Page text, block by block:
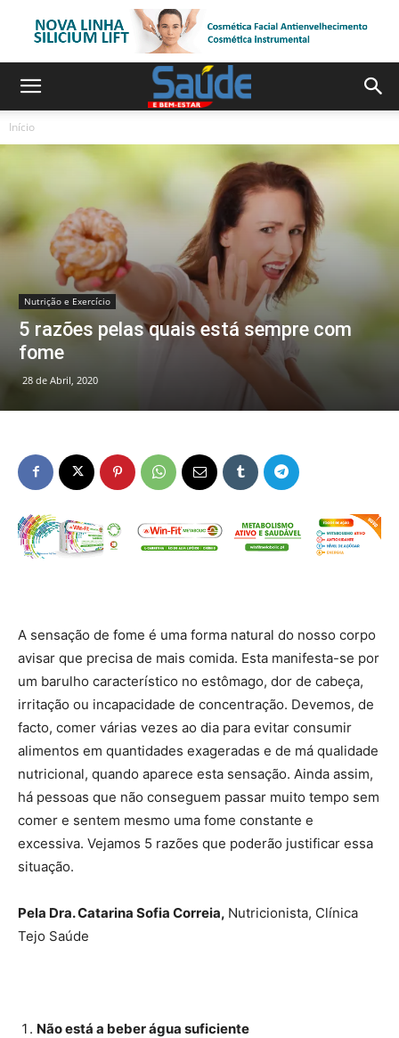
Início
Nutrição e Exercício
5 razões pelas quais está sempre com
fome
28 de Abril, 2020
A sensação de fome é uma forma natural do nosso corpo
avisar que precisa de mais comida. Esta manifesta-se por
um barulho característico no estômago, dor de cabeça,
irritação ou incapacidade de concentração. Devemos, de
facto, comer várias vezes ao dia para evitar consumir
alimentos em quantidades exageradas e de má qualidade
nutricional, quando aparece esta sensação. Ainda assim,
há pessoas que não conseguem passar muito tempo sem
comer e sentem mesmo uma fome constante e
excessiva. Vejamos 5 razões que poderão justificar essa
situação.
Pela Dra. Catarina Sofia Correia, Nutricionista, Clínica
Tejo Saúde
Não está a beber água suficiente